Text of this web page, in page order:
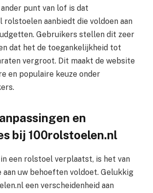
punt van lof is dat
rolstoelen aanbiedt die voldoen aan
Gebruikers stellen dit zeer
dat het de toegankelijkheid tot
vergroot. Dit maakt de website
en populaire keuze onder
en
bij 100rolstoelen.nl
een rolstoel verplaatst, is het van
aan uw behoeften voldoet. Gelukkig
een verscheidenheid aan